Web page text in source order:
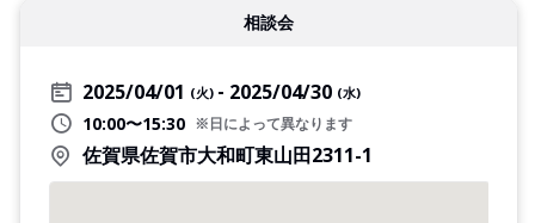
相談会
2025/04/01 (火) 2025/04/30 (水)
10:00〜15:30 ※日によって異なります
佐賀県佐賀市大和町東山田2311-1